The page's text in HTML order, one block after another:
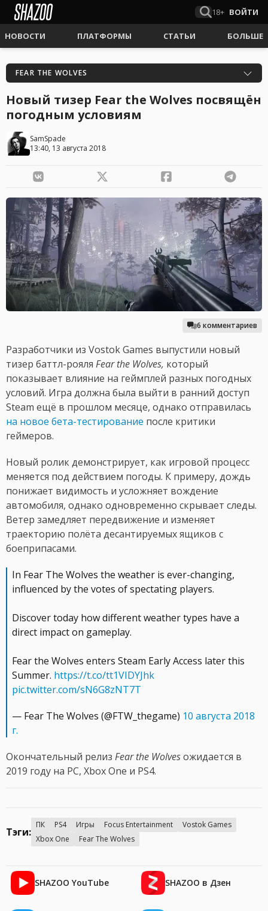
18+ ВОЙТИ
НОВОСТИ ПЛАТФОРМЫ СТАТЬИ БОЛЬШЕ
FEAR THE WOLVES
Новый тизер Fear the Wolves посвящён
погодным условиям
SamSpade
13:40, 13 августа 2018
6 комментариев
Разработчики из Vostok Games выпустили новый
тизер баттл-рояля Fear the Wolves, который
показывает влияние на геймплей разных погодных
условий. Игра должна была выйти в ранний доступ
Steam ещё в прошлом месяце, однако отправилась
на новое бета-тестирование после критики
геймеров.
Новый ролик демонстрирует, как игровой процесс
меняется под действием погоды. К примеру, дождь
понижает видимость и усложняет вождение
автомобиля, однако одновременно скрывает следы.
Ветер замедляет передвижение и изменяет
траекторию полёта десантируемых ящиков с
боеприпасами.
In Fear The Wolves the weather is ever-changing,
influenced by the votes of spectating players.
Discover today how different weather types have a
direct impact on gameplay.
Fear the Wolves enters Steam Early Access later this
Summer. https://t.co/tt1VIDYJhk
pic.twitter.com/sN6G8zNT7T
— Fear The Wolves (@FTW_thegame) 10 августа 2018
г.
Окончательный релиз Fear the Wolvesожидается в
2019 году на PC, Xbox One и PS4.
Тэги:
ПК PS4 Игры Focus Entertainment
Vostok Games
Xbox One
Fear The Wolves
SHAZOO YouTube SHAZOO в Дзен